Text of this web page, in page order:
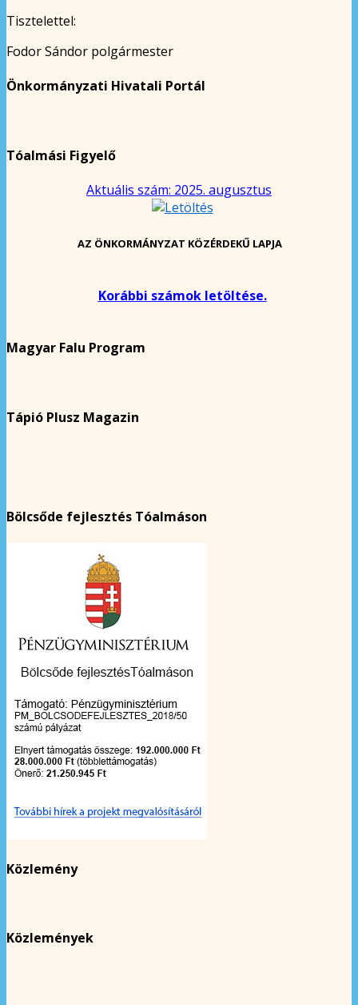
Tisztelettel:
Fodor Sándor polgármester
Önkormányzati Hivatali Portál
Tóalmási Figyelő
Aktuális szám: 2025. augusztus
AZ ÖNKORMÁNYZAT KÖZÉRDEKŰ LAPJA
Korábbi számok letöltése.
Magyar Falu Program
Tápió Plusz Magazin
Bölcsőde fejlesztés Tóalmáson
Közlemény
Közlemények